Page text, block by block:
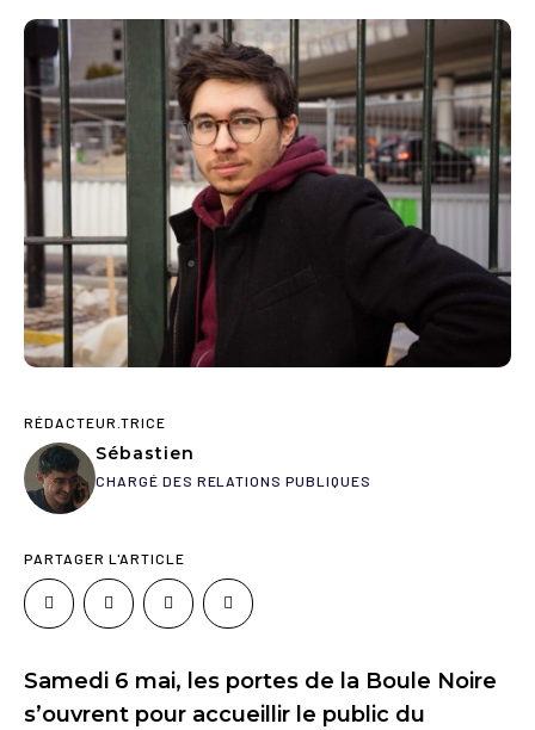
RÉDACTEUR.TRICE
Sébastien
CHARGÉ DES RELATIONS PUBLIQUES
PARTAGER L'ARTICLE
Samedi 6 mai, les portes de la Boule Noire
s’ouvrent pour accueillir le public du